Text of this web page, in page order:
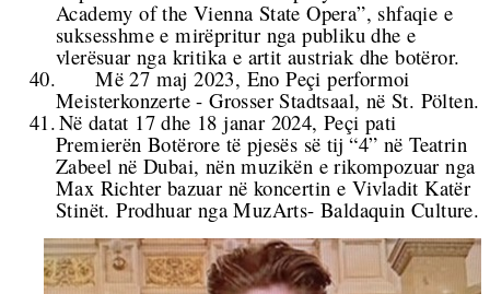
Academy of the Vienna State Opera”, shfaqie e
suksesshme e mirëpritur nga publiku dhe e
vlerësuar nga kritika e artit austriak dhe botëror.
40.
Më 27 maj 2023, Eno Peçi performoi
Meisterkonzerte - Grosser Stadtsaal, në St. Pölten.
41.Në datat 17 dhe 18 janar 2024, Peçi pati
Premierën Botërore të pjesës së tij “4” në Teatrin
Zabeel në Dubai, nën muzikën e rikompozuar nga
Max Richter bazuar në koncertin e Vivladit Katër
Stinët. Prodhuar nga MuzArts- Baldaquin Culture.